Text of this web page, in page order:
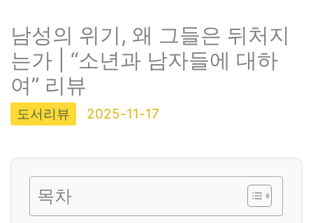
남성의 위기, 왜 그들은 뒤처지
는가 | “소년과 남자들에 대하
여” 리뷰
도서리뷰 2025-11-17
목차